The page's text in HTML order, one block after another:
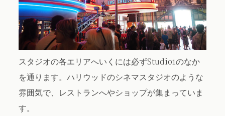
スタジオの各エリアへいくには必ずStudio1のなか
を通ります。ハリウッドのシネマスタジオのような
雰囲気で、レストランへやショップが集まっていま
す。